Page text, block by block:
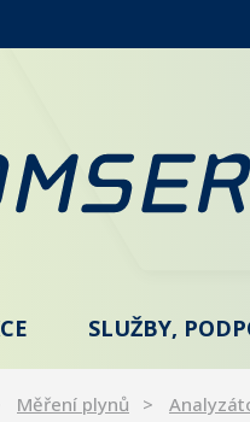
SLUŽBY,
Měření plynů